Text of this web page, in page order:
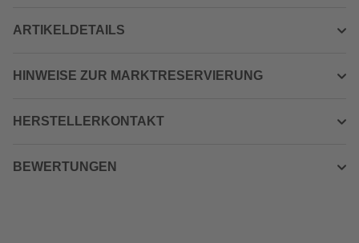
ARTIKELDETAILS
HINWEISE ZUR MARKTRESERVIERUNG
HERSTELLERKONTAKT
BEWERTUNGEN